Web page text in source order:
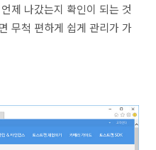
제 나갔는지 확인이 되는 것
무척 편하게 쉽게 관리가 가